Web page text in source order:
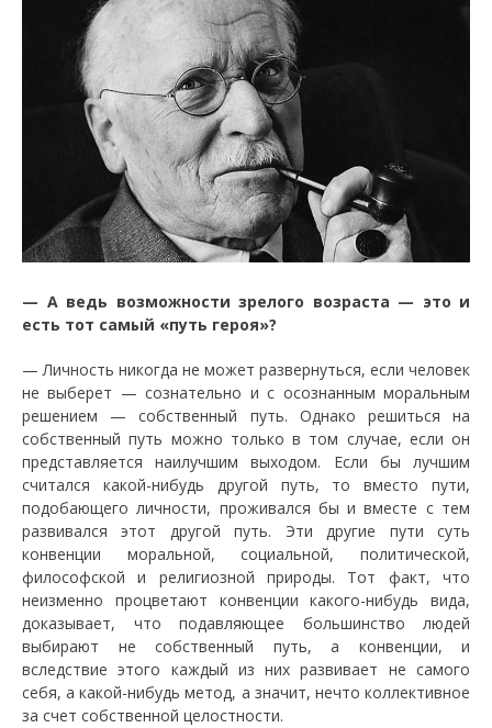
— А ведь возможности зрелого возраста — это и
есть тот самый «путь героя»?
— Личность никогда не может развернуться, если человек
не выберет — сознательно и с осознанным моральным
решением — собственный путь. Однако решиться на
собственный путь можно только в том случае, если он
представляется наилучшим выходом. Если бы лучшим
считался какой-нибудь другой путь, то вместо пути,
подобающего личности, проживался бы и вместе с тем
развивался этот другой путь. Эти другие пути суть
конвенции моральной, социальной, политической,
философской и религиозной природы. Тот факт, что
неизменно процветают конвенции какого-нибудь вида,
доказывает, что подавляющее большинство людей
выбирают не собственный путь, а конвенции, и
вследствие этого каждый из них развивает не самого
себя, а какой-нибудь метод, а значит, нечто коллективное
за счет собственной целостности.